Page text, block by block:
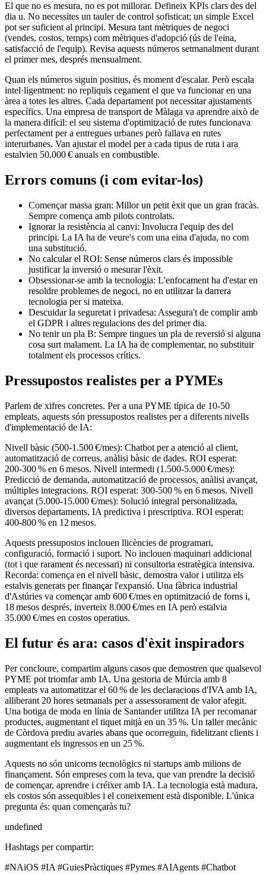
El que no es mesura, no es pot millorar. Defineix KPIs clars des del
dia u. No necessites un tauler de control sofisticat; un simple Excel
pot ser suficient al principi. Mesura tant mètriques de negoci
(vendes, costos, temps) com mètriques d'adopció (ús de l'eina,
satisfacció de l'equip). Revisa aquests números setmanalment durant
el primer mes, després mensualment.
Quan els números siguin positius, és moment d'escalar. Però escala
intel·ligentment: no repliquis cegament el que va funcionar en una
àrea a totes les altres. Cada departament pot necessitar ajustaments
específics. Una empresa de transport de Màlaga va aprendre això de
la manera difícil: el seu sistema d'optimització de rutes funcionava
perfectament per a entregues urbanes però fallava en rutes
interurbanes. Van ajustar el model per a cada tipus de ruta i ara
estalvien 50.000 € anuals en combustible.
Errors comuns (i com evitar-los)
Començar massa gran: Millor un petit èxit que un gran fracàs.
Sempre comença amb pilots controlats.
Ignorar la resistència al canvi: Involucra l'equip des del
principi. La IA ha de veure's com una eina d'ajuda, no com
una substitució.
No calcular el ROI: Sense números clars és impossible
justificar la inversió o mesurar l'èxit.
Obsessionar-se amb la tecnologia: L'enfocament ha d'estar en
resoldre problemes de negoci, no en utilitzar la darrera
tecnologia per si mateixa.
Descuidar la seguretat i privadesa: Assegura't de complir amb
el GDPR i altres regulacions des del primer dia.
No tenir un pla B: Sempre tingues un pla de reversió si alguna
cosa surt malament. La IA ha de complementar, no substituir
totalment els processos crítics.
Pressupostos realistes per a PYMEs
Parlem de xifres concretes. Per a una PYME típica de 10‑50
empleats, aquests són pressupostos realistes per a diferents nivells
d'implementació de IA:
Nivell bàsic (500‑1.500 €/mes): Chatbot per a atenció al client,
automatització de correus, anàlisi bàsic de dades. ROI esperat:
200‑300 % en 6 mesos. Nivell intermedi (1.500‑5.000 €/mes):
Predicció de demanda, automatització de processos, anàlisi avançat,
múltiples integracions. ROI esperat: 300‑500 % en 6 mesos. Nivell
avançat (5.000‑15.000 €/mes): Solució integral personalitzada,
diversos departaments, IA predictiva i prescriptiva. ROI esperat:
400‑800 % en 12 mesos.
Aquests pressupostos inclouen llicències de programari,
configuració, formació i suport. No inclouen maquinari addicional
(tot i que rarament és necessari) ni consultoria estratègica intensiva.
Recorda: comença en el nivell bàsic, demostra valor i utilitza els
estalvis generats per finançar l'expansió. Una fàbrica industrial
d'Astúries va començar amb 600 €/mes en optimització de forns i,
18 mesos després, inverteix 8.000 €/mes en IA però estalvia
35.000 €/mes en costos operatius.
El futur és ara: casos d'èxit inspiradors
Per concloure, compartim alguns casos que demostren que qualsevol
PYME pot triomfar amb IA. Una gestoria de Múrcia amb 8
empleats va automatitzar el 60 % de les declaracions d'IVA amb IA,
alliberant 20 hores setmanals per a assessorament de valor afegit.
Una botiga de moda en línia de Santander utilitza IA per recomanar
productes, augmentant el tiquet mitjà en un 35 %. Un taller mecànic
de Còrdova prediu avaries abans que ocorreguin, fidelitzant clients i
augmentant els ingressos en un 25 %.
Aquests no són unicorns tecnològics ni startups amb milions de
finançament. Són empreses com la teva, que van prendre la decisió
de començar, aprendre i créixer amb IA. La tecnologia està madura,
els costos són assequibles i el coneixement està disponible. L'única
pregunta és: quan començaràs tu?
undefined
Hashtags per compartir:
#NAiOS #IA #GuiesPràctiques #Pymes #AIAgents #Chatbot